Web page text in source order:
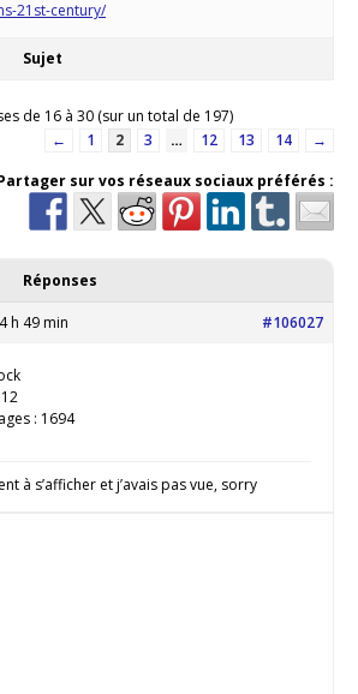
21st-century/
Sujet
de 16 à 30 (sur un total de 197)
←
1 2 3 … 12 13 14
→
sur vos réseaux sociaux préférés :
Réponses
h 49 min #106027
: 1694
à s’afficher et j’avais pas vue, sorry